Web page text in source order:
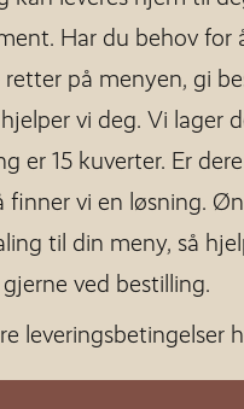
Har du behov for
retter på menyen, gi
vi deg. Vi lager
er 15 kuverter. Er
finner vi en løsning.
til din meny, så
gjerne ved bestilling.
leveringsbetingelser